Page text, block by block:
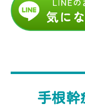
手根幹